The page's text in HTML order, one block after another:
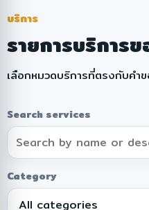
บริการ
รายการบริการ
เลือกหมวดบริการที่ตรงกับคำ
Search services
Category